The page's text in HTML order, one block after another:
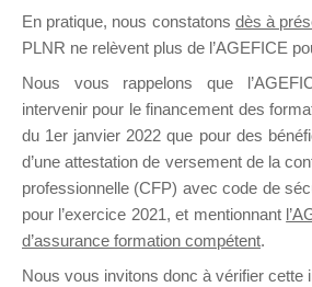
il y a
Ce groupe est destiné aux
Formation qui souhaitent
Propositions Mallette du Dirigeant.
Ce groupe propose un forum
En pratique, nous constatons dès à
PLNR ne relèvent plus de l’AGEFICE
Nous vous rappelons que
intervenir pour le financement des
du 1er janvier 2022 que pour des
d’une attestation de versement de la
professionnelle (CFP) avec code de
pour l’exercice 2021, et mentionnant
d’assurance formation compétent.
Nous vous invitons donc à vérifier cette